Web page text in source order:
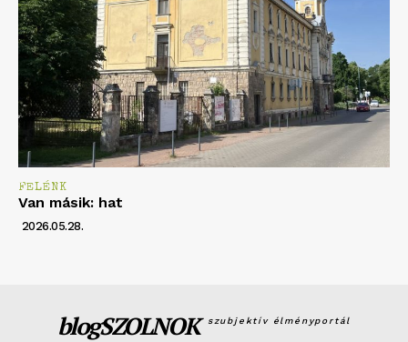
FELÉNK
Van másik: hat
2026.05.28.
blogSZOLNOK szubjektív élményportál